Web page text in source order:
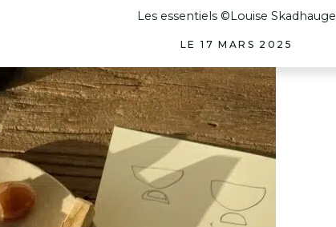
Les essentiels ©Louise Skadhauge
LE 17 MARS 2025